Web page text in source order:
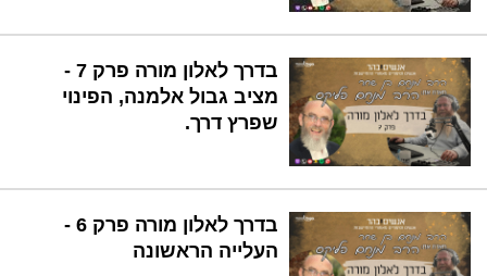
בדרך לאלון מורה פרק 7 -
מציב גבול אלמנה, הפינוי
שפרץ דרך.
בדרך לאלון מורה פרק 6 -
העלייה הראשונה